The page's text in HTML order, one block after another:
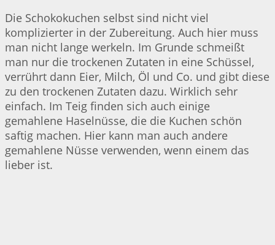
Die Schokokuchen selbst sind nicht viel
komplizierter in der Zubereitung. Auch hier muss
man nicht lange werkeln. Im Grunde schmeißt
man nur die trockenen Zutaten in eine Schüssel,
verrührt dann Eier, Milch, Öl und Co. und gibt diese
zu den trockenen Zutaten dazu. Wirklich sehr
einfach. Im Teig finden sich auch einige
gemahlene Haselnüsse, die die Kuchen schön
saftig machen. Hier kann man auch andere
gemahlene Nüsse verwenden, wenn einem das
lieber ist.